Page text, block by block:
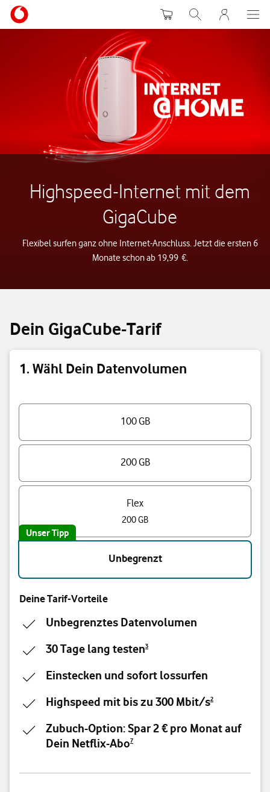
WarenkorbSuche MeinVodafone
Highspeed-Internet mit dem
GigaCube
Flexibel surfen ganz ohne Internet-Anschluss. Jetzt die ersten 6
Monate schon ab 19,99 €.
Dein GigaCube-Tarif
1. Wähl Dein Datenvolumen
Triff eine Auswahl
100 GB
200 GB
Flex
200 GB
Unser Tipp
Unbegrenzt
Deine Tarif-Vorteile
Unbegrenztes Datenvolumen
30 Tage lang testen3
Einstecken und sofort lossurfen
Highspeed mit bis zu 300 Mbit/s2
Zubuch-Option: Spar 2 € pro Monat auf
Dein Netflix-Abo7